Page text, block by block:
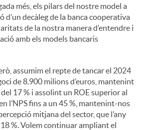
més, els pilars del nostre model a
d’un decàleg de la banca cooperativa
de la nostra manera d’entendre i
amb els models bancaris
assumim el repte de tancar el 2024
de 8.900 milions d’euros, mantenint
17 % i assolint un ROE superior al
l’NPS fins a un 45 %, mantenint-nos
mitjana del sector, que l’any
%. Volem continuar ampliant el